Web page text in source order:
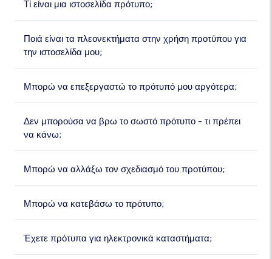
Τί είναι μια ιστοσελίδα πρότυπο;
Ποιά είναι τα πλεονεκτήματα στην χρήση προτύπου για
την ιστοσελίδα μου;
Μπορώ να επεξεργαστώ το πρότυπό μου αργότερα;
Δεν μπορούσα να βρω το σωστό πρότυπο - τι πρέπει
να κάνω;
Μπορώ να αλλάξω τον σχεδιασμό του προτύπου;
Μπορώ να κατεβάσω το πρότυπο;
Έχετε πρότυπα για ηλεκτρονικά καταστήματα;